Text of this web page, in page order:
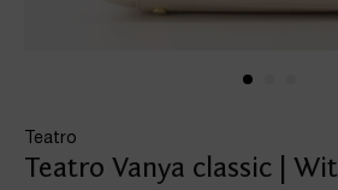
Teatro
Teatro Vanya classic | Wit